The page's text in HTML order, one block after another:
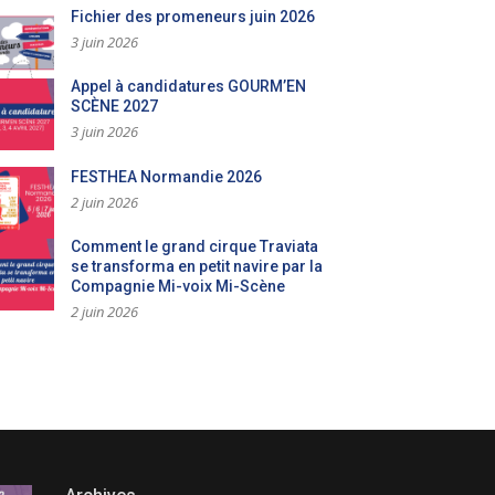
Fichier des promeneurs juin 2026
3 juin 2026
Appel à candidatures GOURM’EN
SCÈNE 2027
3 juin 2026
FESTHEA Normandie 2026
2 juin 2026
Comment le grand cirque Traviata
se transforma en petit navire par la
Compagnie Mi-voix Mi-Scène
2 juin 2026